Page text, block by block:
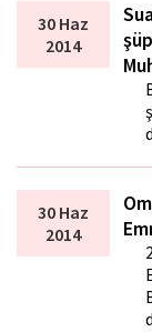
30 Haz
2014
30 Haz
2014